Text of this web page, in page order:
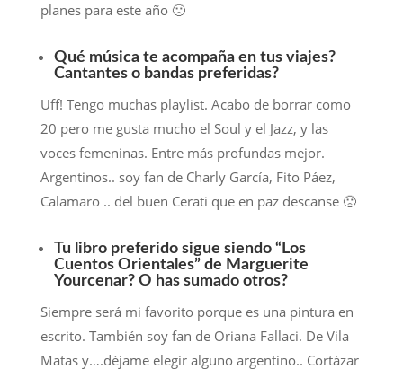
planes para este año 🙁
Qué música te acompaña en tus viajes?
Cantantes o bandas preferidas?
Uff! Tengo muchas playlist. Acabo de borrar como
20 pero me gusta mucho el Soul y el Jazz, y las
voces femeninas. Entre más profundas mejor.
Argentinos.. soy fan de Charly García, Fito Páez,
Calamaro .. del buen Cerati que en paz descanse 🙁
Tu libro preferido sigue siendo “Los
Cuentos Orientales” de Marguerite
Yourcenar? O has sumado otros?
Siempre será mi favorito porque es una pintura en
escrito. También soy fan de Oriana Fallaci. De Vila
Matas y….déjame elegir alguno argentino.. Cortázar